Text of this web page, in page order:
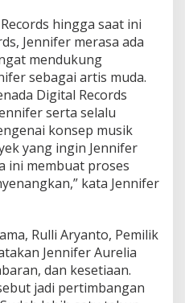
hingga saat ini
Jennifer merasa ada
mendukung
sebagai artis muda.
Digital Records
serta selalu
konsep musik
yang ingin Jennifer
ini membuat proses
kata Jennifer
Rulli Aryanto, Pemilik
Jennifer Aurelia
dan kesetiaan.
jadi pertimbangan